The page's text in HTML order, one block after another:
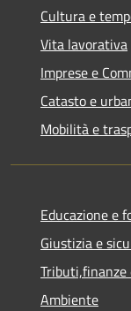
Cultura e
Vita lavorativa
Imprese e
Catasto e
Mobilità e
Educazione e
Giustizia e
Ambiente